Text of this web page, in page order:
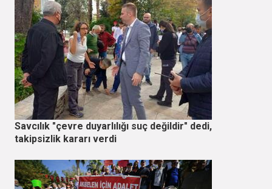
Savcılık "çevre duyarlılığı suç değildir" dedi,
takipsizlik kararı verdi